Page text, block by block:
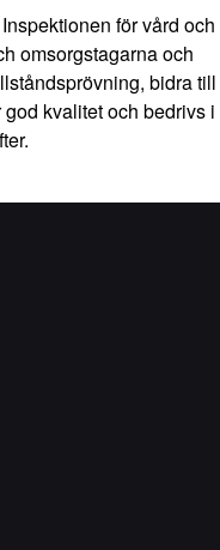
för vård och
omsorgstagarna och
bidra till
kvalitet och bedrivs i